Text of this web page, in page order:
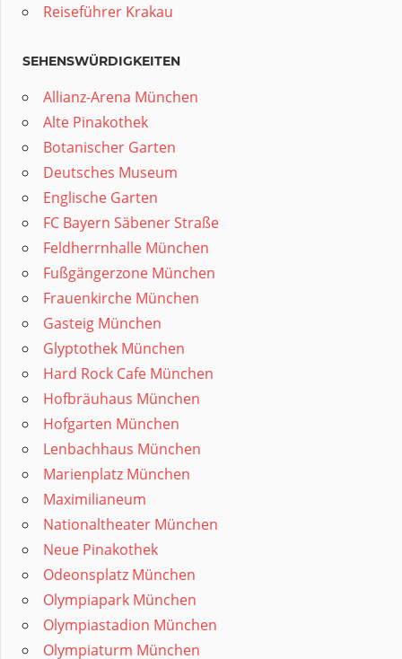
Reiseführer Krakau
SEHENSWÜRDIGKEITEN
Allianz-Arena München
Alte Pinakothek
Botanischer Garten
Deutsches Museum
Englische Garten
FC Bayern Säbener Straße
Feldherrnhalle München
Fußgängerzone München
Frauenkirche München
Gasteig München
Glyptothek München
Hard Rock Cafe München
Hofbräuhaus München
Hofgarten München
Lenbachhaus München
Marienplatz München
Maximilianeum
Nationaltheater München
Neue Pinakothek
Odeonsplatz München
Olympiapark München
Olympiastadion München
Olympiaturm München